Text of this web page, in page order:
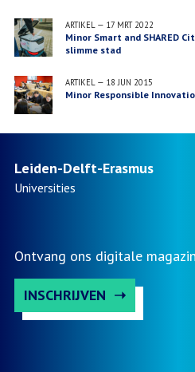
ARTIKEL — 17 MRT 2022
Minor Smart and SHARED
slimme stad
ARTIKEL — 18 JUN 2015
Minor Responsible
Leiden-Delft-Erasmus
Universities
Ontvang ons digitale
INSCHRIJVEN